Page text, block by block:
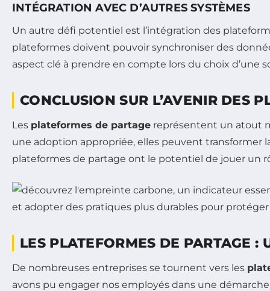
INTÉGRATION AVEC D’AUTRES SYSTÈMES
Un autre défi potentiel est l’intégration des
plateformes doivent pouvoir synchroniser des
aspect clé à prendre en compte lors du choix d’une
CONCLUSION SUR L’AVENIR DES
Les plateformes de partage représentent un atout
une adoption appropriée, elles peuvent transformer
plateformes de partage ont le potentiel de jouer un
LES PLATEFORMES DE PARTAGE
De nombreuses entreprises se tournent vers les
avons pu engager nos employés dans une